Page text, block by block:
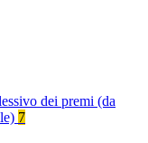
dei premi (da
7